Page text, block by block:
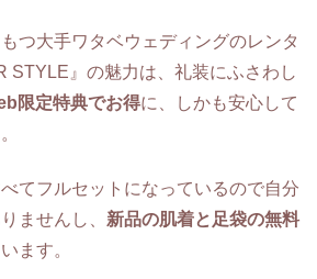
つ大手ワタベウェディングのレンタ
STYLE』の魅力は、礼装にふさわし
限定特典でお得に、しかも安心して
てフルセットになっているので自分
ませんし、 新品の肌着と足袋の無料
ます。